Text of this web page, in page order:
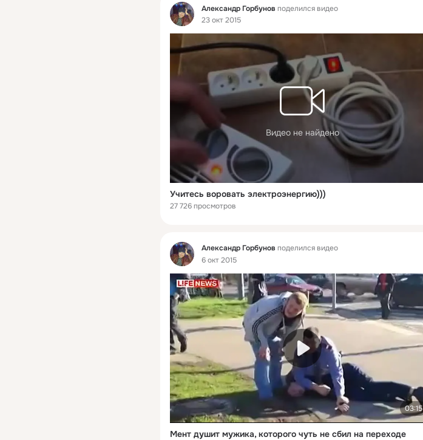
Фид Александр Горбунов поделился видео
23 окт 2015
Видео не найдено
Учитесь воровать электроэнергию)))
27 726 просмотров
Фид Александр Горбунов поделился видео
6 окт 2015
03:15
Мент душит мужика, которого чуть не сбил на переходе